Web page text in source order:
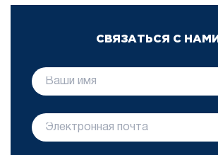
СВЯЗАТЬСЯ С НАМИ